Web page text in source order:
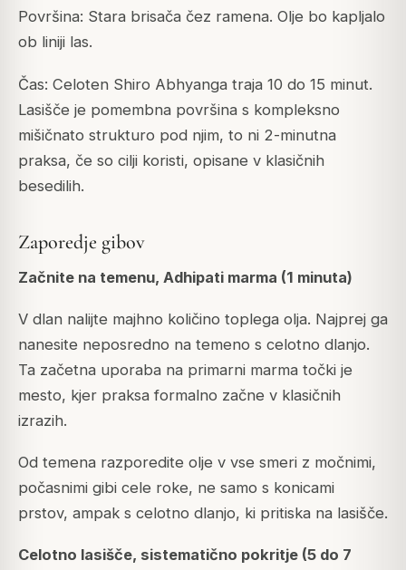
Površina: Stara brisača čez ramena. Olje bo kapljalo
ob liniji las.
Čas: Celoten Shiro Abhyanga traja 10 do 15 minut.
Lasišče je pomembna površina s kompleksno
mišičnato strukturo pod njim, to ni 2-minutna
praksa, če so cilji koristi, opisane v klasičnih
besedilih.
Zaporedje gibov
Začnite na temenu, Adhipati marma (1 minuta)
V dlan nalijte majhno količino toplega olja. Najprej ga
nanesite neposredno na temeno s celotno dlanjo.
Ta začetna uporaba na primarni marma točki je
mesto, kjer praksa formalno začne v klasičnih
izrazih.
Od temena razporedite olje v vse smeri z močnimi,
počasnimi gibi cele roke, ne samo s konicami
prstov, ampak s celotno dlanjo, ki pritiska na lasišče.
Celotno lasišče, sistematično pokritje (5 do 7